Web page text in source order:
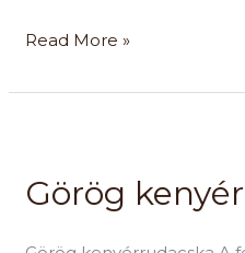
Read More »
Görög